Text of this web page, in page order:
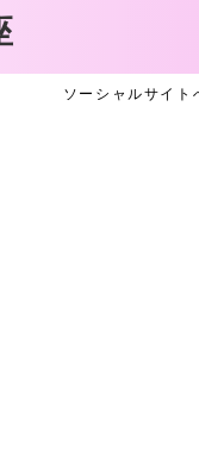
ソーシャルサイト